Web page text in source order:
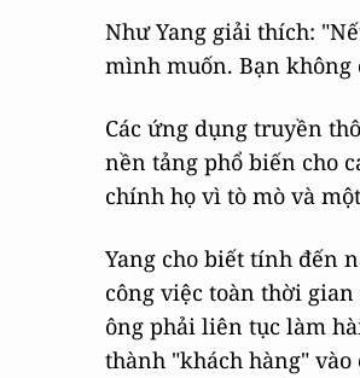
Như Yang giải thích:
mình muốn. Bạn không
Các ứng dụng truyền
nền tảng phổ biến cho
chính họ vì tò mò và
Yang cho biết tính đến
công việc toàn thời
ông phải liên tục làm
thành "khách hàng"